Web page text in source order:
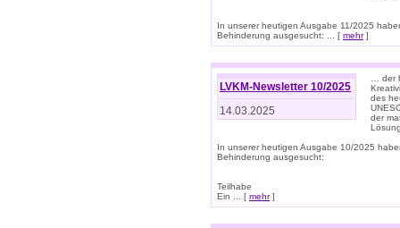
In unserer heutigen Ausgabe 11/2025
Behinderung ausgesucht: ... [ mehr]
LVKM-Newsletter 10/2025
14.03.2025
… der
des
der
In unserer heutigen Ausgabe 10/2025
Behinderung ausgesucht:
Teilhabe
Ein ... [ mehr]